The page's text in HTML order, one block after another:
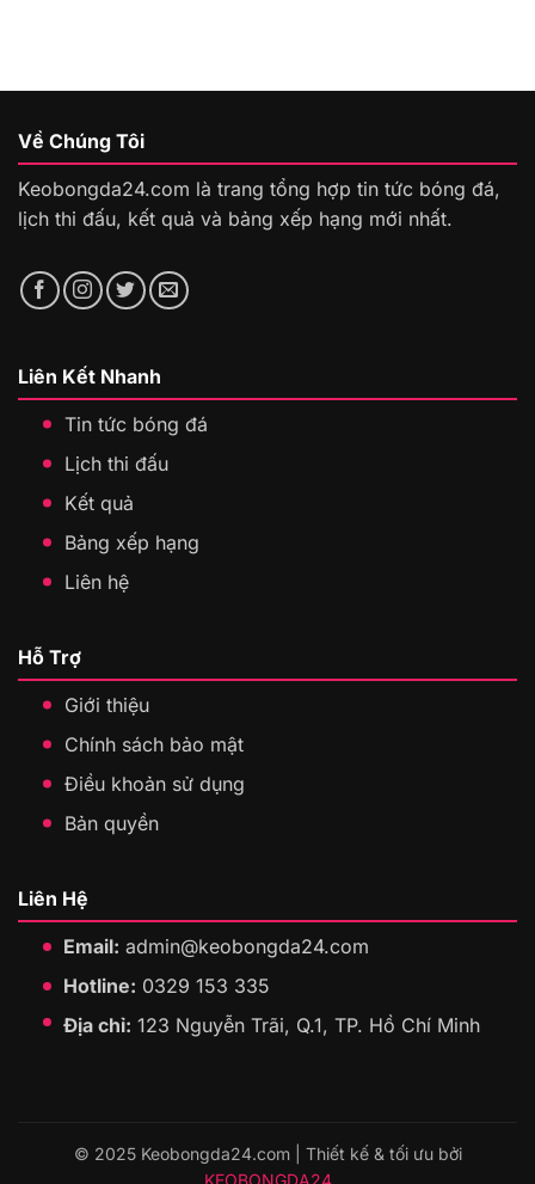
Về Chúng Tôi
Keobongda24.com là trang tổng hợp tin tức bóng đá,
lịch thi đấu, kết quả và bảng xếp hạng mới nhất.
Liên Kết Nhanh
Tin tức bóng đá
Lịch thi đấu
Kết quả
Bảng xếp hạng
Liên hệ
Hỗ Trợ
Giới thiệu
Chính sách bảo mật
Điều khoản sử dụng
Bản quyền
Liên Hệ
Email: admin@keobongda24.com
Hotline: 0329 153 335
Địa chỉ: 123 Nguyễn Trãi, Q.1, TP. Hồ Chí Minh
© 2025 Keobongda24.com | Thiết kế & tối ưu bởi
KEOBONGDA24